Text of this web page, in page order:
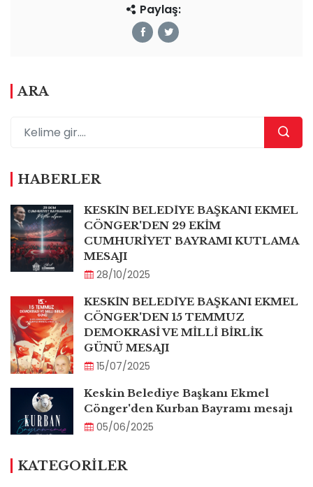
Paylaş:
ARA
HABERLER
KESKİN BELEDİYE BAŞKANI EKMEL
CÖNGER'DEN 29 EKİM
CUMHURİYET BAYRAMI KUTLAMA
MESAJI
28/10/2025
KESKİN BELEDİYE BAŞKANI EKMEL
CÖNGER'DEN 15 TEMMUZ
DEMOKRASİ VE MİLLİ BİRLİK
GÜNÜ MESAJI
15/07/2025
Keskin Belediye Başkanı Ekmel
Cönger'den Kurban Bayramı mesajı
05/06/2025
KATEGORİLER